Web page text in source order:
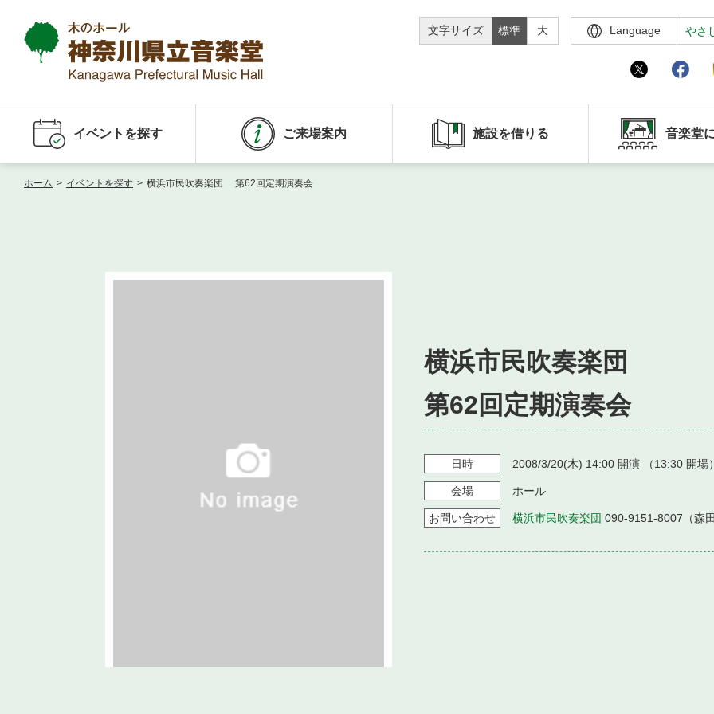
文字サイズ 標準 大 Language やさ
イベントを探す ご来場案内 施設を借りる 音楽堂
ホーム > イベントを探す > 横浜市民吹奏楽団 第62回定期演奏会
横浜市民吹奏楽団
第62回定期演奏会
日時 2008/3/20(木) 14:00 開演 （13:30 開場
会場 ホール
お問い合わせ 横浜市民吹奏楽団 090-9151-8007（森